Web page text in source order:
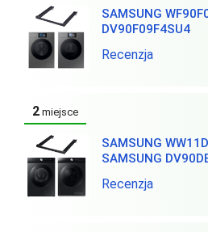
SAMSUNG
DV90F09F4SU4
Recenzja
2 miejsce
SAMSUNG
SAMSUNG
Recenzja